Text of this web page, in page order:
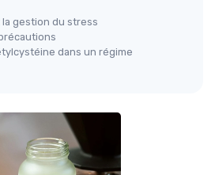
gestion du stress
dans un régime